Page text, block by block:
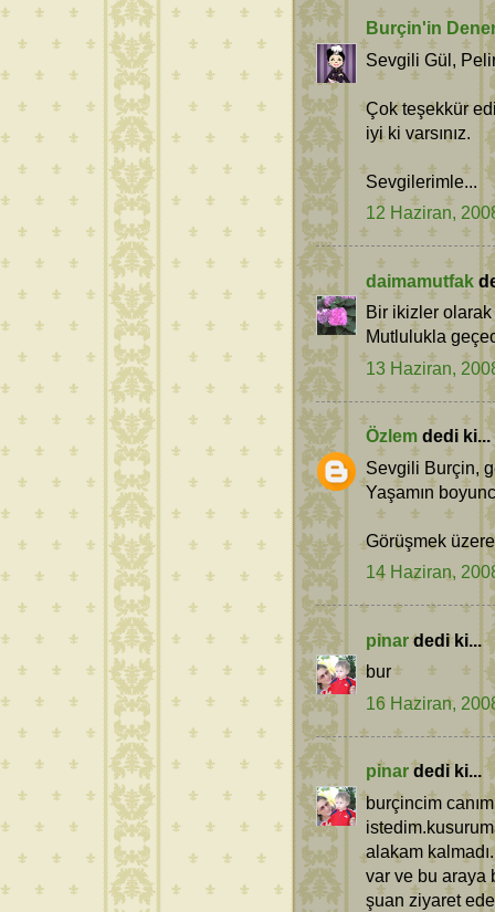
Burçin'in
Sevgili Gül,
Çok teşekkür
iyi ki varsınız.
Sevgilerimle...
12 Haziran,
daimamutfak
Bir ikizler
Mutlulukla
13 Haziran,
Özlem dedi ki...
Sevgili Burçin,
Yaşamın
Görüşmek
14 Haziran,
pinardedi ki...
bur
16 Haziran,
pinardedi ki...
burçincim
alakam
var ve bu araya
şuan ziyaret